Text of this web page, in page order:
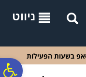
ניווט
בשעות הפעילות